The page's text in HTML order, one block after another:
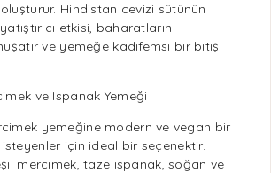
Hindistan cevizi sütünün
etkisi, baharatların
ve yemeğe kadifemsi bir bitiş
ve Ispanak Yemeği
yemeğine modern ve vegan bir
için ideal bir seçenektir.
mercimek, taze ıspanak, soğan ve